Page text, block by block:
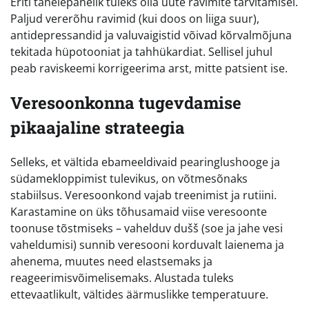
Paljud vererõhu ravimid (kui doos on liiga suur),
antidepressandid ja valuvaigistid võivad kõrvalmõjuna
tekitada hüpotooniat ja tahhükardiat. Sellisel juhul
peab raviskeemi korrigeerima arst, mitte patsient ise.
Veresoonkonna tugevdamise
pikaajaline strateegia
Selleks, et vältida ebameeldivaid pearinglushooge ja
südamekloppimist tulevikus, on võtmesõnaks
stabiilsus. Veresoonkond vajab treenimist ja rutiini.
Karastamine on üks tõhusamaid viise veresoonte
toonuse tõstmiseks – vahelduv dušš (soe ja jahe vesi
vaheldumisi) sunnib veresooni korduvalt laienema ja
ahenema, muutes need elastsemaks ja
reageerimisvõimelisemaks. Alustada tuleks
ettevaatlikult, vältides äärmuslikke temperatuure.